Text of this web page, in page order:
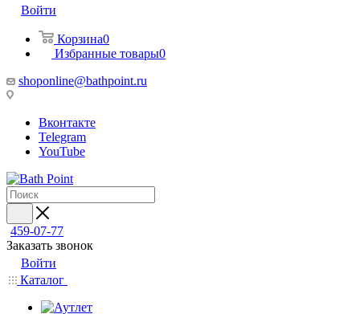
Войти
Корзина0
Избранные товары0
shoponline@bathpoint.ru
Вконтакте
Telegram
YouTube
459-07-77
Заказать звонок
Войти
Каталог